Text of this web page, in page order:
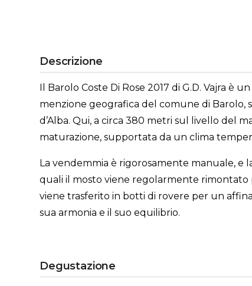
Descrizione
Il Barolo Coste Di Rose 2017 di G.D. Vajra
menzione geografica del comune di Barolo,
d’Alba. Qui, a circa 380 metri sul livello del
maturazione, supportata da un clima
La vendemmia è rigorosamente manuale, e
quali il mosto viene regolarmente rimontato
viene trasferito in botti di rovere per un
sua armonia e il suo equilibrio.
Degustazione